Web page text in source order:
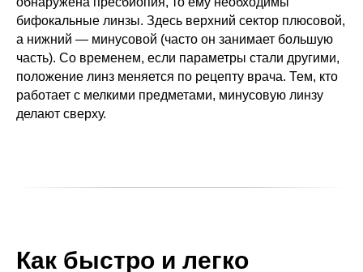
бифокальные линзы. Здесь верхний сектор плюсовой,
а нижний — минусовой (часто он занимает большую
часть). Со временем, если параметры стали другими,
положение линз меняется по рецепту врача. Тем, кто
работает с мелкими предметами, минусовую линзу
делают сверху.
Как быстро и легко